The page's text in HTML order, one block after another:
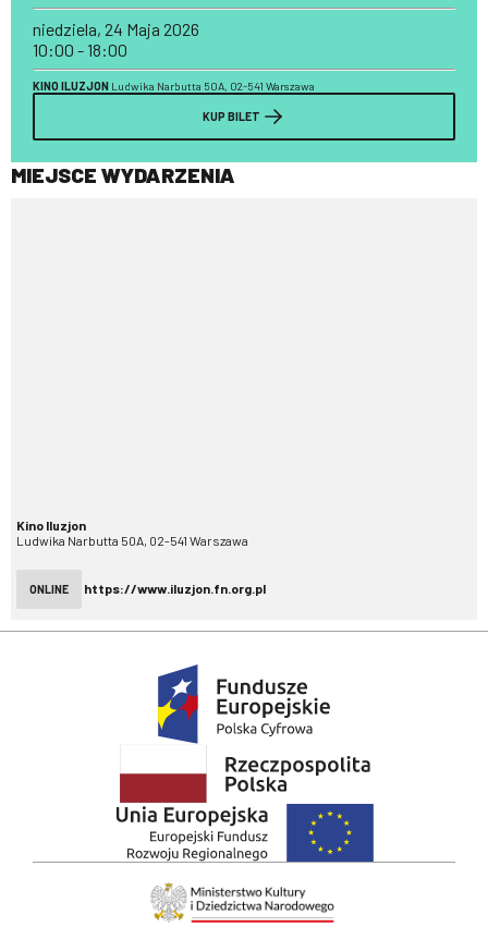
niedziela, 24 Maja 2026
10:00 - 18:00
KINO ILUZJON Ludwika Narbutta 50A, 02-541 Warszawa
KUP BILET
MIEJSCE WYDARZENIA
Kino Iluzjon
Ludwika Narbutta 50A, 02-541 Warszawa
ONLINE https://www.iluzjon.fn.org.pl